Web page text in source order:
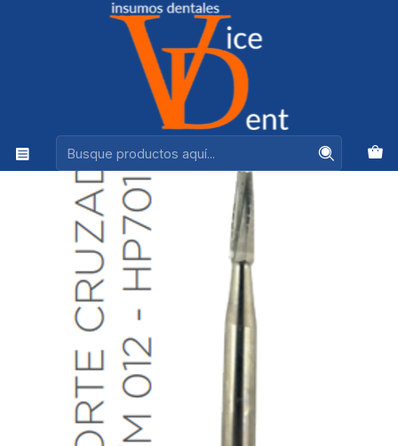
Ventas +56944575313
FRESA CARBIDE PIEZA DE MANO CONICA O TRONCO
CONICA P/M 012 - HP701